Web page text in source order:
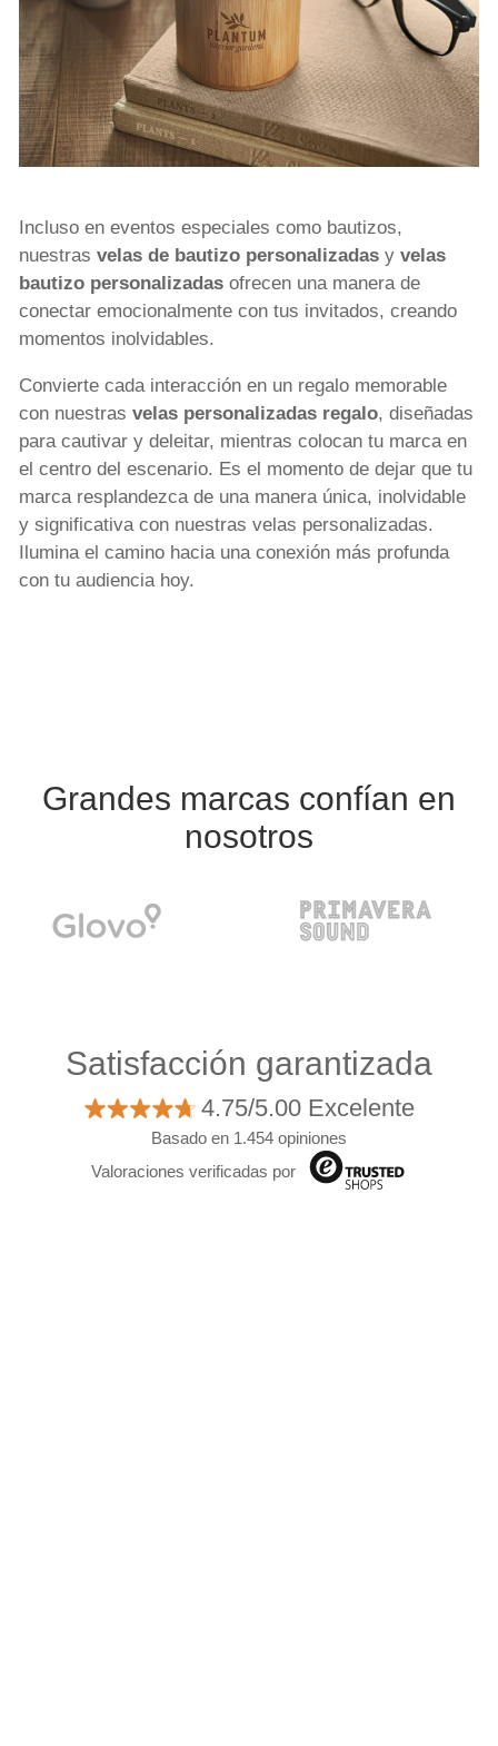
Incluso en eventos especiales como bautizos,
nuestras velas de bautizo personalizadasy velas
bautizo personalizadasofrecen una manera de
conectar emocionalmente con tus invitados, creando
momentos inolvidables.
Convierte cada interacción en un regalo memorable
con nuestras velas personalizadas regalo, diseñadas
para cautivar y deleitar, mientras colocan tu marca en
el centro del escenario. Es el momento de dejar que tu
marca resplandezca de una manera única, inolvidable
y significativa con nuestras velas personalizadas.
Ilumina el camino hacia una conexión más profunda
con tu audiencia hoy.
Grandes marcas confían en
nosotros
Satisfacción garantizada
4.75/5.00 Excelente
Basado en 1.454 opiniones
Valoraciones verificadas por